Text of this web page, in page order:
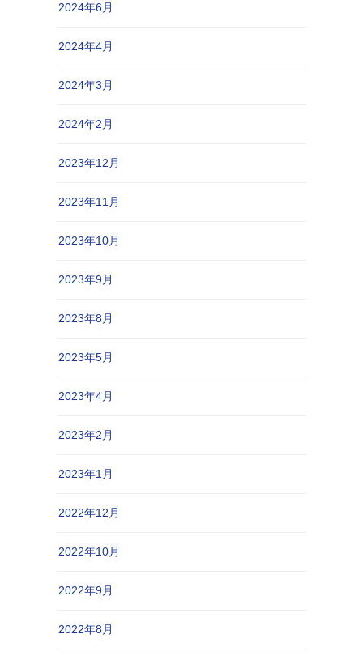
2024年6月
2024年4月
2024年3月
2024年2月
2023年12月
2023年11月
2023年10月
2023年9月
2023年8月
2023年5月
2023年4月
2023年2月
2023年1月
2022年12月
2022年10月
2022年9月
2022年8月